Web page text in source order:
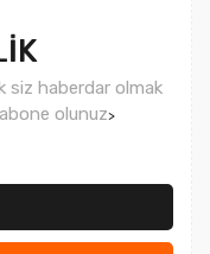
siz haberdar olmak
olunuz>